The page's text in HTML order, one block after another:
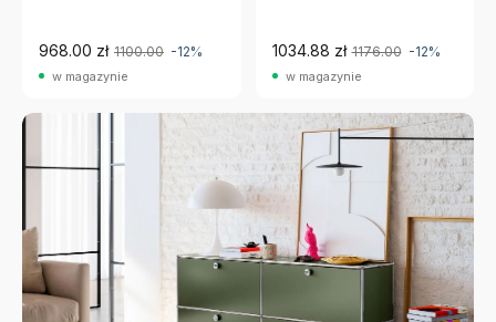
968.00 zł 1100.00 -12%
w magazynie
1034.88 zł 1176.00 -12%
w magazynie